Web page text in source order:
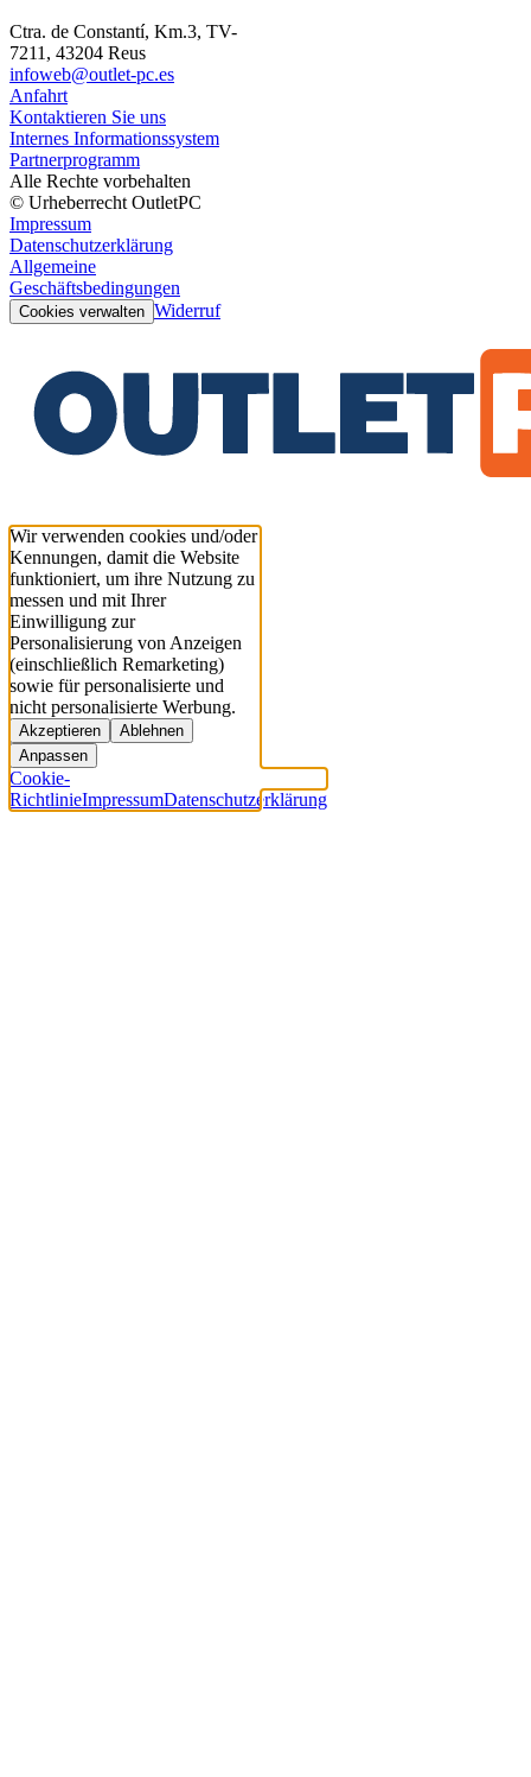
Ctra. de Constantí, Km.3, TV-
7211, 43204 Reus
infoweb@outlet-pc.es
Anfahrt
Kontaktieren Sie uns
Internes Informationssystem
Partnerprogramm
Alle Rechte vorbehalten
© Urheberrecht OutletPC
Impressum
Datenschutzerklärung
Allgemeine
Geschäftsbedingungen
Cookies verwalten Widerruf
Wir verwenden cookies und/oder
Kennungen, damit die Website
funktioniert, um ihre Nutzung zu
messen und mit Ihrer
Einwilligung zur
Personalisierung von Anzeigen
(einschließlich Remarketing)
sowie für personalisierte und
nicht personalisierte Werbung.
Akzeptieren
Ablehnen
Anpassen
Cookie-
RichtlinieImpressumDatenschutzerklärung